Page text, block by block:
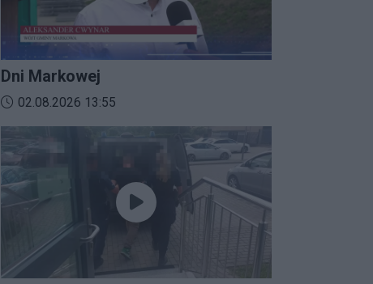
Dni Markowej
Data dodania materiału wideo:
02.08.2026 13:55